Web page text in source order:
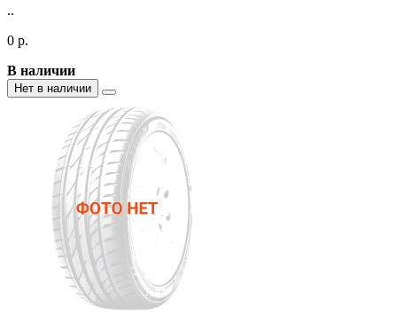
..
0 р.
В наличии
Нет в наличии